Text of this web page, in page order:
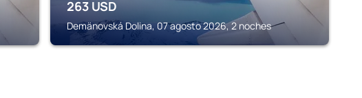
263 USD
Demänovská Dolina, 07 agosto 2026, 2 noches